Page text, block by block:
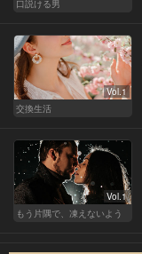
口説ける男
Vol.1
交換生活
Vol.1
もう片隅で、凍えないよう